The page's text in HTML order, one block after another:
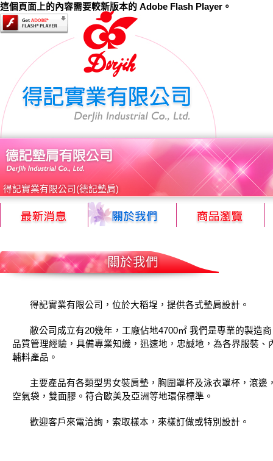
這個頁面上的內容需要較新版本的 Adobe Flash Player。
得記實業有限公司(德記墊肩)
關於我們
得記實業有限公司，位於大稻埕，提供各式墊肩設計。
敝公司成立有20幾年，工廠佔地4700㎡ 我們是專業的製造
品質管理經驗，具備專業知識，迅速地，忠誠地，為各界服裝
輔料產品。
主要產品有各類型男女裝肩墊，胸圍罩杯及泳衣罩杯，滾邊
空氣袋，雙面膠。符合歐美及亞洲等地環保標準。
歡迎客戶來電洽詢，索取樣本，來樣訂做或特別設計。